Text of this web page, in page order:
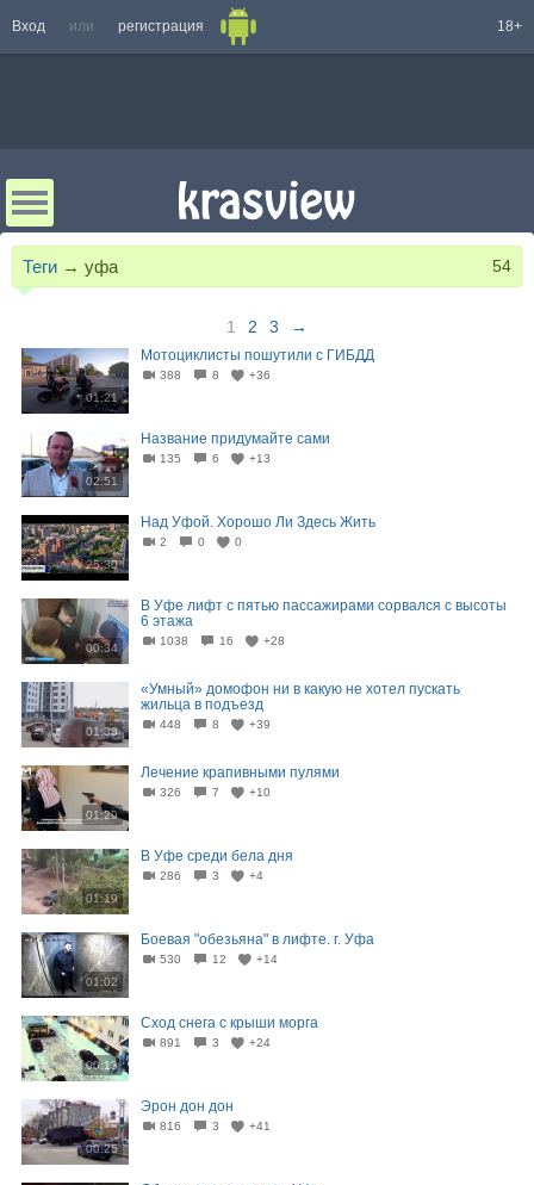
Вход или регистрация 18+
Теги → уфа 54
1 2 3 →
01:21
Мотоциклисты пошутили с ГИБДД
388 8 +36
02:51
Название придумайте сами
135 6 +13
25:30
Над Уфой. Хорошо Ли Здесь Жить
2 0 0
00:34
В Уфе лифт с пятью пассажирами сорвался с высоты
6 этажа
1038 16 +28
01:33
«Умный» домофон ни в какую не хотел пускать
жильца в подъезд
448 8 +39
01:29
Лечение крапивными пулями
326 7 +10
01:19
В Уфе среди бела дня
286 3 +4
01:02
Боевая "обезьяна" в лифте. г. Уфа
530 12 +14
00:13
Сход снега с крыши морга
891 3 +24
00:25
Эрон дон дон
816 3 +41